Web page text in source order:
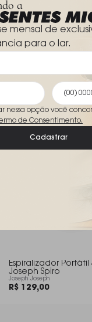
a
mensal de
para o lar.
nessa opção você
de Consentimento.
Cadastrar
Joseph Joseph Slim
Joseph Joseph
R$ 129,00
Espiralizador Portátil
Joseph Spiro
Joseph Joseph
R$ 129,00